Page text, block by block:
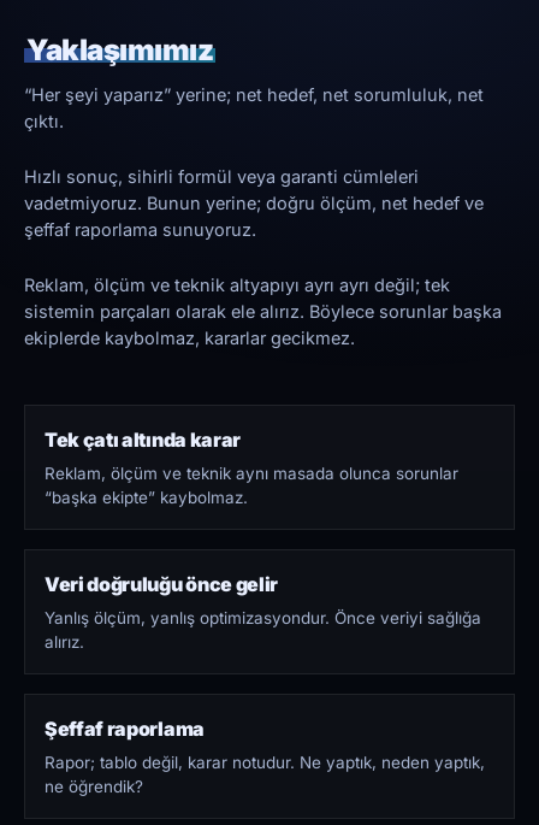
Yaklaşımımız
“Her şeyi yaparız” yerine; net hedef, net sorumluluk, net
çıktı.
Hızlı sonuç, sihirli formül veya garanti cümleleri
vadetmiyoruz. Bunun yerine; doğru ölçüm, net hedef ve
şeffaf raporlama sunuyoruz.
Reklam, ölçüm ve teknik altyapıyı ayrı ayrı değil; tek
sistemin parçaları olarak ele alırız. Böylece sorunlar başka
ekiplerde kaybolmaz, kararlar gecikmez.
Tek çatı altında karar
Reklam, ölçüm ve teknik aynı masada olunca sorunlar
“başka ekipte” kaybolmaz.
Veri doğruluğu önce gelir
Yanlış ölçüm, yanlış optimizasyondur. Önce veriyi sağlığa
alırız.
Şeffaf raporlama
Rapor; tablo değil, karar notudur. Ne yaptık, neden yaptık,
ne öğrendik?